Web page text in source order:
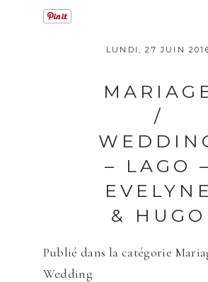
LUNDI, 27 JUIN
/
– LAGO –
EVELYNE
& HUGO
Publié dans la catégorie
Wedding